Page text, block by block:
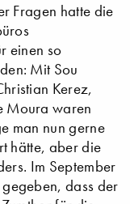
Fragen hatte die
einen so
Mit Sou
Kerez,
Moura waren
man nun gerne
hätte, aber die
Im September
dass der